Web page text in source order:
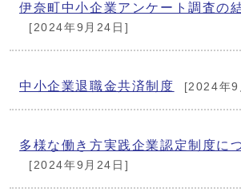
伊奈町中小企業アンケート調査の
[2024年9月24日]
中小企業退職金共済制度 [2024年9
多様な働き方実践企業認定制度に
[2024年9月24日]